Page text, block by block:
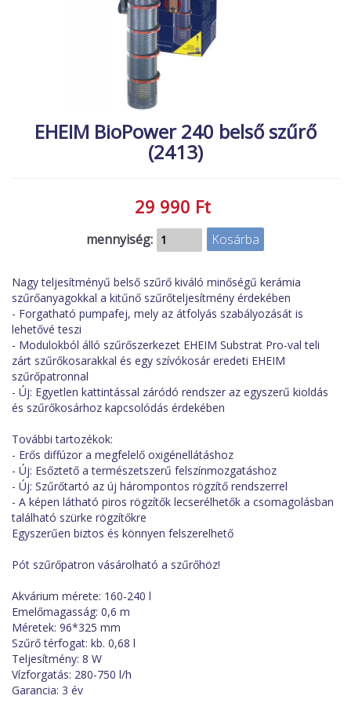
NÖVÉNYEK
EHEIM BioPower 240 belső szűrő
(2413)
29 990 Ft
mennyiség:
Nagy teljesítményű belső szűrő kiváló minőségű kerámia
szűrőanyagokkal a kitűnő szűrőteljesítmény érdekében
- Forgatható pumpafej, mely az átfolyás szabályozását is
lehetővé teszi
- Modulokból álló szűrőszerkezet EHEIM Substrat Pro-val teli
zárt szűrőkosarakkal és egy szívókosár eredeti EHEIM
szűrőpatronnal
- Új: Egyetlen kattintással záródó rendszer az egyszerű kioldás
és szűrőkosárhoz kapcsolódás érdekében
További tartozékok:
- Erős diffúzor a megfelelő oxigénellátáshoz
- Új: Esőztető a természetszerű felszínmozgatáshoz
- Új: Szűrőtartó az új hárompontos rögzítő rendszerrel
- A képen látható piros rögzítők lecserélhetők a csomagolásban
található szürke rögzítőkre
Egyszerűen biztos és könnyen felszerelhető
Pót szűrőpatron vásárolható a szűrőhöz!
Akvárium mérete: 160-240 l
Emelőmagasság: 0,6 m
Méretek: 96*325 mm
Szűrő térfogat: kb. 0,68 l
Teljesítmény: 8 W
Vízforgatás: 280-750 l/h
Garancia: 3 év